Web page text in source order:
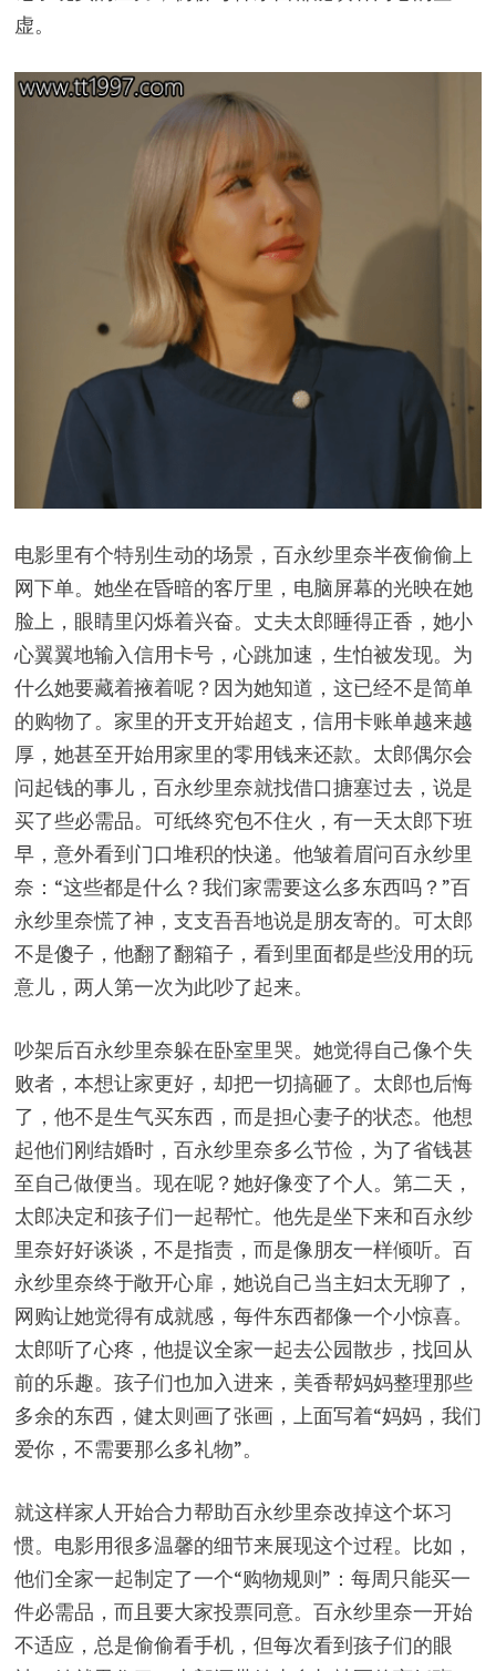
虚。
电影里有个特别生动的场景，百永纱里奈半夜偷偷上
网下单。她坐在昏暗的客厅里，电脑屏幕的光映在她
脸上，眼睛里闪烁着兴奋。丈夫太郎睡得正香，她小
心翼翼地输入信用卡号，心跳加速，生怕被发现。为
什么她要藏着掖着呢？因为她知道，这已经不是简单
的购物了。家里的开支开始超支，信用卡账单越来越
厚，她甚至开始用家里的零用钱来还款。太郎偶尔会
问起钱的事儿，百永纱里奈就找借口搪塞过去，说是
买了些必需品。可纸终究包不住火，有一天太郎下班
早，意外看到门口堆积的快递。他皱着眉问百永纱里
奈：“这些都是什么？我们家需要这么多东西吗？”百
永纱里奈慌了神，支支吾吾地说是朋友寄的。可太郎
不是傻子，他翻了翻箱子，看到里面都是些没用的玩
意儿，两人第一次为此吵了起来。
吵架后百永纱里奈躲在卧室里哭。她觉得自己像个失
败者，本想让家更好，却把一切搞砸了。太郎也后悔
了，他不是生气买东西，而是担心妻子的状态。他想
起他们刚结婚时，百永纱里奈多么节俭，为了省钱甚
至自己做便当。现在呢？她好像变了个人。第二天，
太郎决定和孩子们一起帮忙。他先是坐下来和百永纱
里奈好好谈谈，不是指责，而是像朋友一样倾听。百
永纱里奈终于敞开心扉，她说自己当主妇太无聊了，
网购让她觉得有成就感，每件东西都像一个小惊喜。
太郎听了心疼，他提议全家一起去公园散步，找回从
前的乐趣。孩子们也加入进来，美香帮妈妈整理那些
多余的东西，健太则画了张画，上面写着“妈妈，我们
爱你，不需要那么多礼物”。
就这样家人开始合力帮助百永纱里奈改掉这个坏习
惯。电影用很多温馨的细节来展现这个过程。比如，
他们全家一起制定了一个“购物规则”：每周只能买一
件必需品，而且要大家投票同意。百永纱里奈一开始
不适应，总是偷偷看手机，但每次看到孩子们的眼